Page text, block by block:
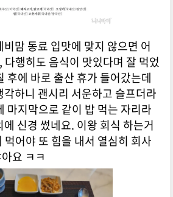
맘 동료 입맛에 맞지 않으면 어
행히도 음식이 맛있다며 잘 먹었
후에 바로 출산 휴가 들어갔는데
하니 괜시리 서운하고 슬프더라
마지막으로 같이 밥 먹는 자리라
신경 썼네요. 이왕 회식 하는거
어야 또 힘을 내서 열심히 회사
요 ㅋㅋ